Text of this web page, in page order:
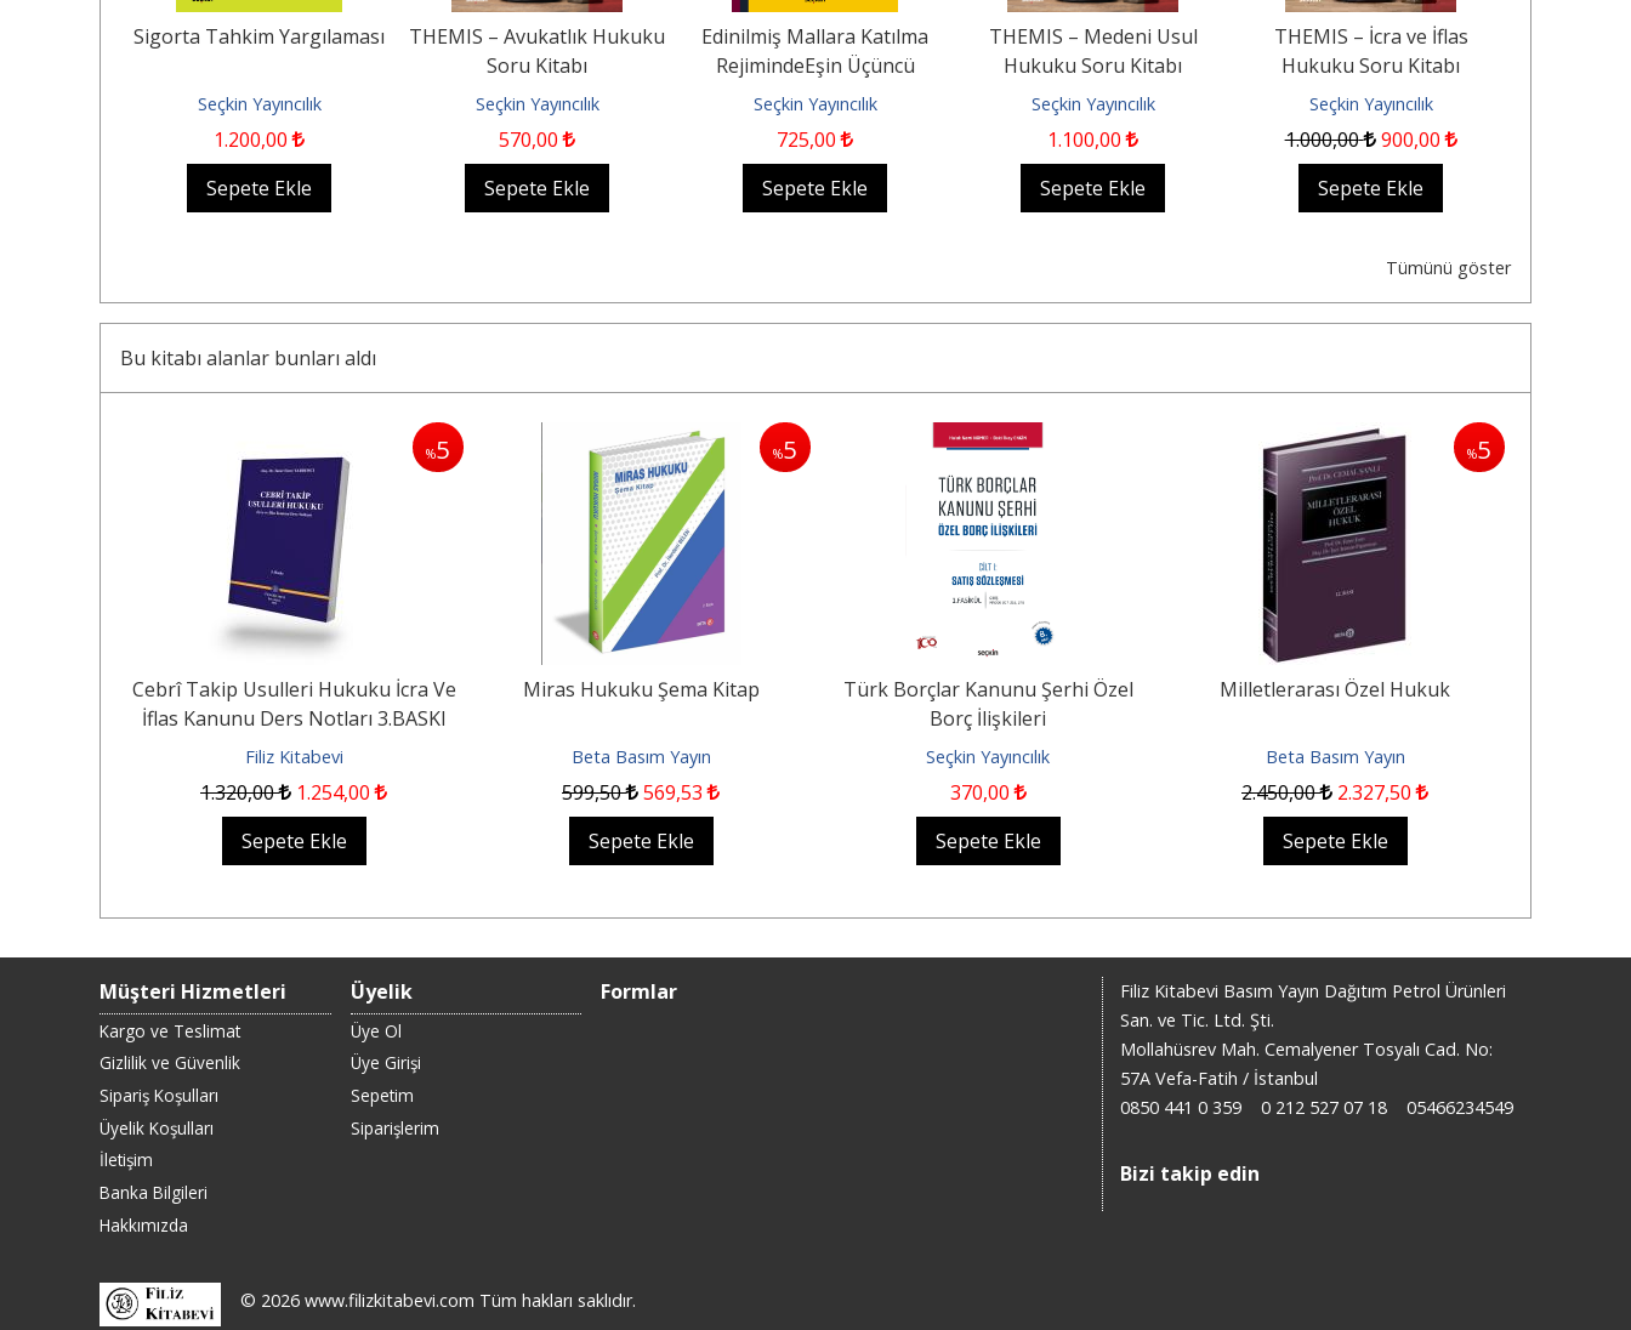
Sigorta Tahkim Yargılaması
Seçkin Yayıncılık
1.200,00
Sepete Ekle
THEMIS – Avukatlık Hukuku
Soru Kitabı
Seçkin Yayıncılık
570,00
Sepete Ekle
Edinilmiş Mallara Katılma
RejimindeEşin Üçüncü
Kişilere Karşı Dava Hakkı...
Seçkin Yayıncılık
725,00
Sepete Ekle
THEMIS – Medeni Usul
Hukuku Soru Kitabı
Seçkin Yayıncılık
1.100,00
Sepete Ekle
THEMIS – İcra ve İflas
Hukuku Soru Kitabı
Seçkin Yayıncılık
1.000,00 900,00
Sepete Ekle
Tümünü göster
Bu kitabı alanlar bunları aldı
%5
Cebrî Takip Usulleri Hukuku İcra Ve
İflas Kanunu Ders Notları 3.BASKI
Filiz Kitabevi
1.320,00 1.254,00
Sepete Ekle
%5
Miras Hukuku Şema Kitap
Beta Basım Yayın
599,50 569,53
Sepete Ekle
Türk Borçlar Kanunu Şerhi Özel
Borç İlişkileri
Seçkin Yayıncılık
370,00
Sepete Ekle
%5
Milletlerarası Özel Hukuk
Beta Basım Yayın
2.450,00 2.327,50
Sepete Ekle
Müşteri Hizmetleri
Kargo ve Teslimat
Gizlilik ve Güvenlik
Sipariş Koşulları
Üyelik Koşulları
İletişim
Banka Bilgileri
Hakkımızda
Üyelik
Üye Ol
Üye Girişi
Sepetim
Siparişlerim
Formlar
Filiz Kitabevi Basım Yayın Dağıtım Petrol Ürünleri
San. ve Tic. Ltd. Şti.
Mollahüsrev Mah. Cemalyener Tosyalı Cad. No:
57A Vefa-Fatih / İstanbul
0850 441 0 359
0 212 527 07 18 05466234549
Bizi takip edin
© 2026 www.filizkitabevi.com Tüm hakları saklıdır.